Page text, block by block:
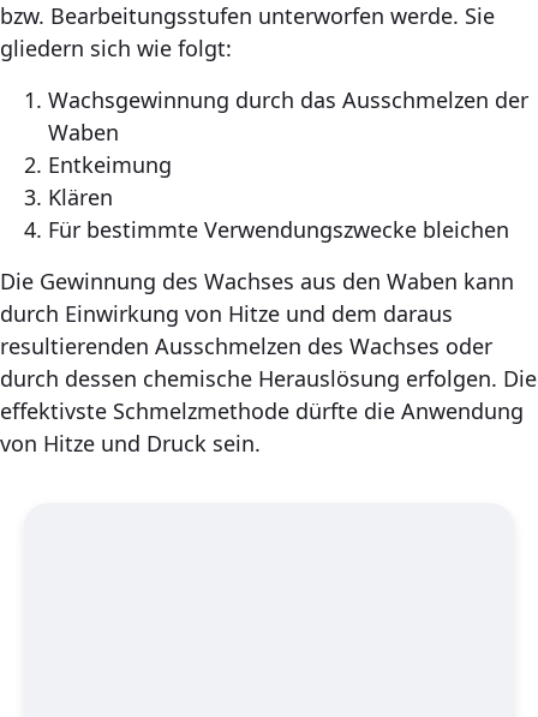
bzw. Bearbeitungsstufen unterworfen werde. Sie
gliedern sich wie folgt:
Wachsgewinnung durch das Ausschmelzen der
Waben
Entkeimung
Klären
Für bestimmte Verwendungszwecke bleichen
Die Gewinnung des Wachses aus den Waben kann
durch Einwirkung von Hitze und dem daraus
resultierenden Ausschmelzen des Wachses oder
durch dessen chemische Herauslösung erfolgen. Die
effektivste Schmelzmethode dürfte die Anwendung
von Hitze und Druck sein.